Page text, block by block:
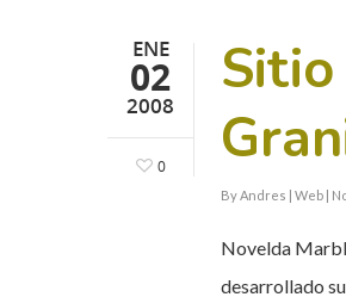
ENE
02
2008
0
By Andres | Web |
Novelda
desarrollado